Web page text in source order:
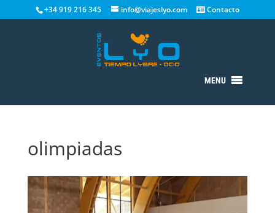
+34 919 216 345 info@viajeslyo.com Contacto
MENU
olimpiadas